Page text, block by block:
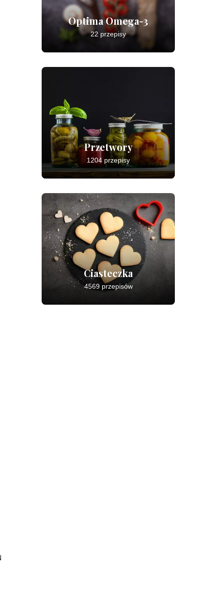
Optima Omega-3
22 przepisy
Przetwory
1204 przepisy
Ciasteczka
4569 przepisów